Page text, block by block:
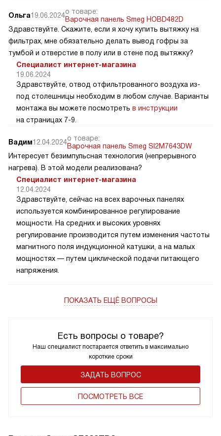
Есть вопросы о товаре?
Наш специалист постарается ответить в максимально
короткие сроки
ЗАДАТЬ ВОПРОС
ПОCМОТРЕТЬ ВСЕ
Ольга19.06.2024о товаре:
Варочная панель Smeg HOBD482D
Здравствуйте. Скажите, если я хочу купить вытяжку на
фильтрах, мне обязательно делать вывод гофры за
тумбой и отверстие в полу или в стене под вытяжку?
Специалист интернет-магазина
19.06.2024
Здравствуйте, отвод отфильтрованного воздуха из-
под столешницы необходим в любом случае. Варианты
монтажа вы можете посмотреть в инструкции
на страницах 7-9.
Вадим12.04.2024о товаре:
Варочная панель Smeg SI2M7643DW
Интересует безимпульсная технология (непрерывного
нагрева). В этой модели реализована?
Специалист интернет-магазина
12.04.2024
Здравствуйте, сейчас на всех варочных панелях
используется комбинированное регулирование
мощности. На средних и высоких уровнях
регулирование производится путем изменения частоты
магнитного поля индукционной катушки, а на малых
мощностях — путем циклической подачи питающего
напряжения.
ПОКАЗАТЬ ЕЩЁ ВОПРОСЫ